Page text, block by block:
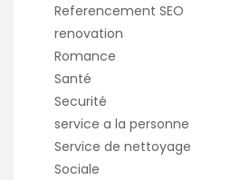
Referencement SEO
renovation
Romance
Santé
Securité
service a la personne
Service de nettoyage
Sociale